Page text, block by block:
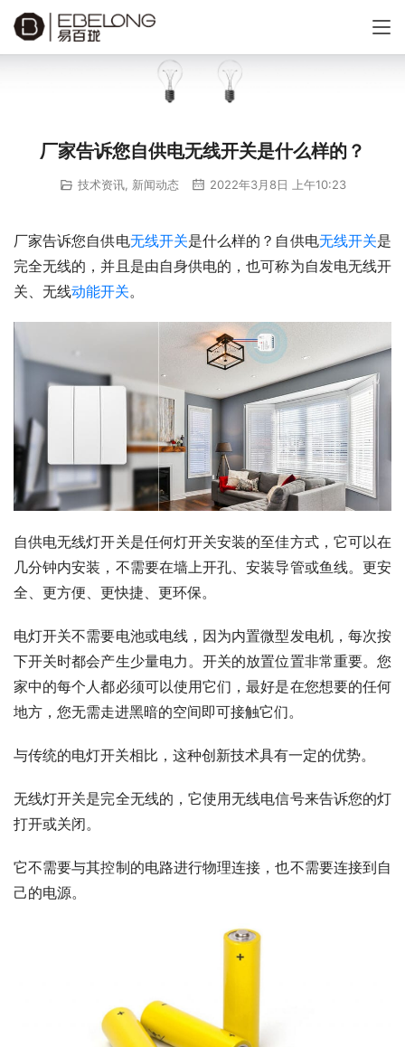
厂家告诉您自供电无线开关是什么样的？
技术资讯, 新闻动态 2022年3月8日 上午10:23
厂家告诉您自供电无线开关是什么样的？自供电无线开关是
完全无线的，并且是由自身供电的，也可称为自发电无线开
关、无线动能开关。
自供电无线灯开关是任何灯开关安装的至佳方式，它可以在
几分钟内安装，不需要在墙上开孔、安装导管或鱼线。更安
全、更方便、更快捷、更环保。
电灯开关不需要电池或电线，因为内置微型发电机，每次按
下开关时都会产生少量电力。开关的放置位置非常重要。您
家中的每个人都必须可以使用它们，最好是在您想要的任何
地方，您无需走进黑暗的空间即可接触它们。
与传统的电灯开关相比，这种创新技术具有一定的优势。
无线灯开关是完全无线的，它使用无线电信号来告诉您的灯
打开或关闭。
它不需要与其控制的电路进行物理连接，也不需要连接到自
己的电源。